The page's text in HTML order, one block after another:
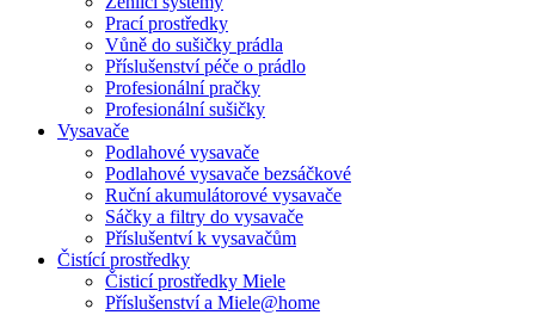
Prací prostředky
Vůně do sušičky prádla
Příslušenství péče o prádlo
Profesionální pračky
Profesionální sušičky
Vysavače
Podlahové vysavače
Podlahové vysavače bezsáčkové
Ruční akumulátorové vysavače
Sáčky a filtry do vysavače
Příslušentví k vysavačům
Čistící prostředky
Čisticí prostředky Miele
Příslušenství a Miele@home